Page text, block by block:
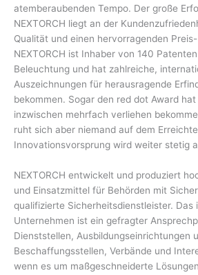
atemberaubenden Tempo. Der große
NEXTORCH liegt an der
Qualität und einen hervorragenden
NEXTORCH ist Inhaber von 140
Beleuchtung und hat zahlreiche,
Auszeichnungen für herausragende
bekommen. Sogar den red dot Award hat
inzwischen mehrfach verliehen
ruht sich aber niemand auf dem
Innovationsvorsprung wird weiter stetig
NEXTORCH entwickelt und produziert
und Einsatzmittel für Behörden mit
qualifizierte Sicherheitsdienstleister. Das
Unternehmen ist ein gefragter
Dienststellen, Ausbildungseinrichtungen
Beschaffungsstellen, Verbände und
wenn es um maßgeschneiderte